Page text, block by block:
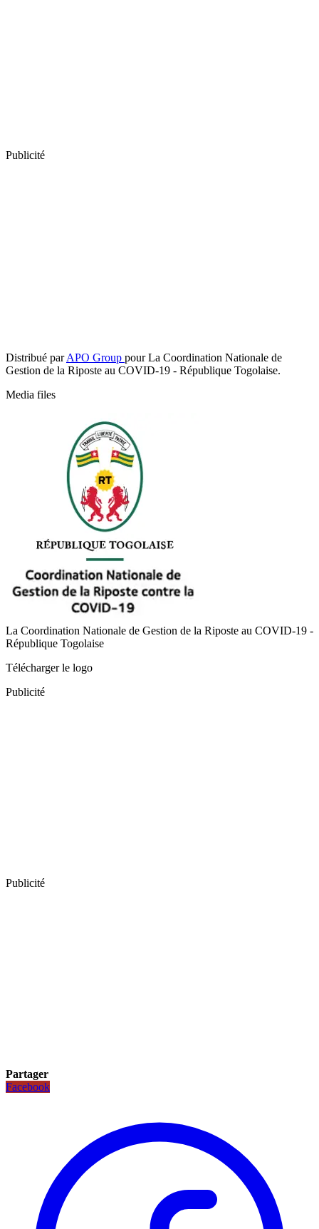
Publicité
Distribué parAPO Group pour La Coordination Nationale de
Gestion de la Riposte au COVID-19 - République Togolaise.
Media files
La Coordination Nationale de Gestion de la Riposte au COVID-19 -
République Togolaise
Télécharger le logo
Publicité
Publicité
Partager
Facebook